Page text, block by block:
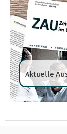
Aktuelle